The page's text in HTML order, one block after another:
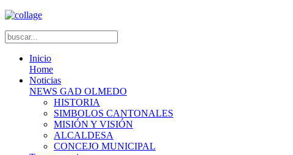
Inicio
Home
Noticias
NEWS GAD OLMEDO
HISTORIA
SIMBOLOS CANTONALES
MISIÓN Y VISIÓN
ALCALDESA
CONCEJO MUNICIPAL